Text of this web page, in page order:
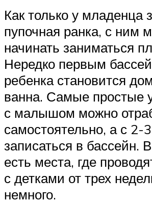
Как только у младенца
пупочная ранка, с ним
начинать заниматься
Нередко первым
ребенка становится
ванна. Самые простые
с малышом можно
самостоятельно, а с 2-
записаться в бассейн.
есть места, где
с детками от трех
немного.